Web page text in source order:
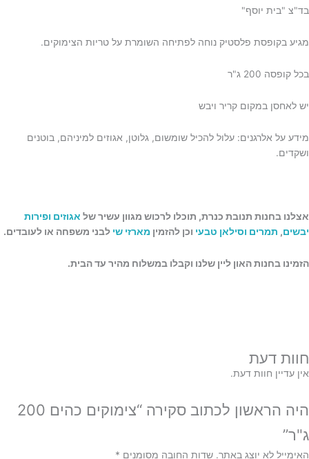
בד"צ "בית יוסף"
מגיע בקופסת פלסטיק נוחה לפתיחה השומרת על טריות הצימוקים.
בכל קופסה 200 ג"ר
יש לאחסן במקום קריר ויבש
מידע על אלרגנים: עלול להכיל שומשום, גלוטן, אגוזים למיניהם, בוטנים
ושקדים.
אצלנו בחנות תנובת כנרת, תוכלו לרכוש מגוון עשיר של אגוזים ופירות
יבשים, תמרים וסילאן טבעי וכן להזמין מארזי שי לבני משפחה או לעובדים.
הזמינו בחנות האון ליין שלנו וקבלו במשלוח מהיר עד הבית.
חוות דעת
אין עדיין חוות דעת.
היה הראשון לכתוב סקירה “צימוקים כהים 200
ג"ר”
האימייל לא יוצג באתר. שדות החובה מסומנים *